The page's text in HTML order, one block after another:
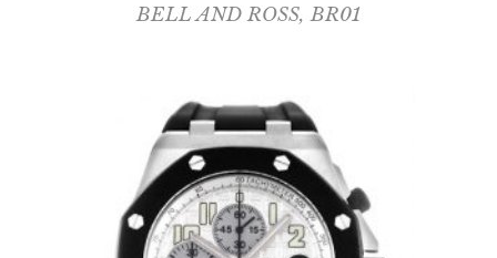
BELL AND ROSS,BR01